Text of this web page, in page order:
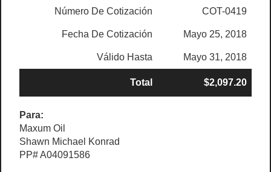
Número De Cotización
COT-0419
Fecha De Cotización Mayo 25, 2018
Válido Hasta Mayo 31, 2018
Total $2,097.20
Para:
Maxum Oil
Shawn Michael Konrad
PP# A04091586